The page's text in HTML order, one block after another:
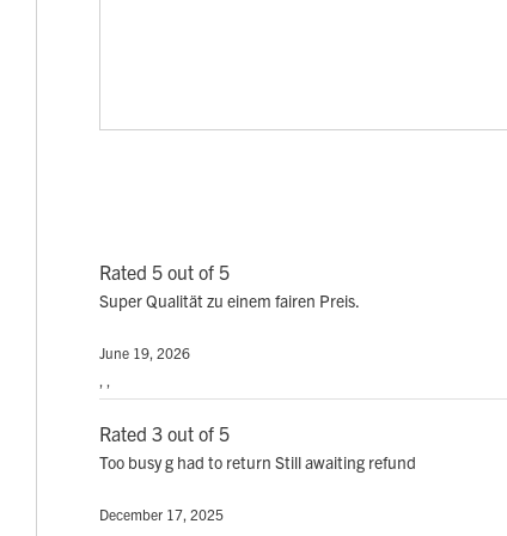
Rated 5 out of 5
Super Qualität zu einem fairen Preis.
June 19, 2026
, ,
Rated 3 out of 5
Too busy g had to return Still awaiting refund
December 17, 2025